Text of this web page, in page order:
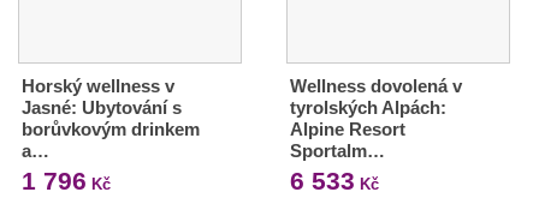
Horský wellness v
Jasné: Ubytování s
borůvkovým drinkem
a…
1 796 Kč
Wellness dovolená v
tyrolských Alpách:
Alpine Resort
Sportalm…
6 533 Kč